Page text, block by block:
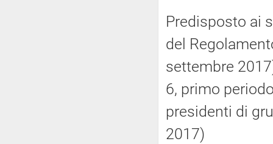
Predisposto ai
del
settembre
6, primo
presidenti di
2017)